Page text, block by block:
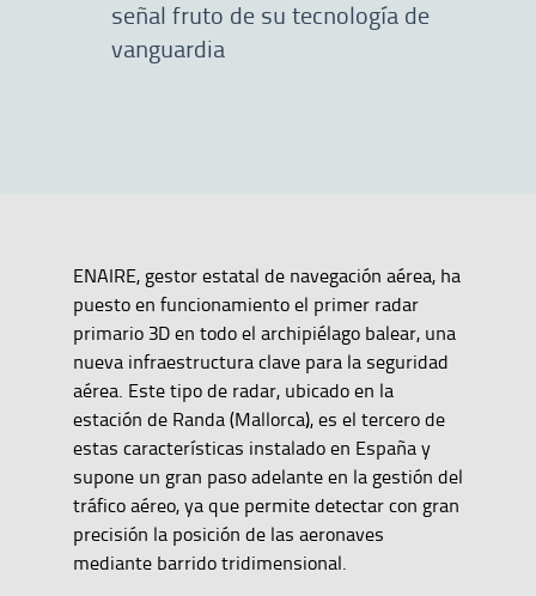
señal fruto de su tecnología de
vanguardia
ENAIRE, gestor estatal de navegación aérea, ha
puesto en funcionamiento el primer radar
primario 3D en todo el archipiélago balear, una
nueva infraestructura clave para la seguridad
aérea. Este tipo de radar, ubicado en la
estación de Randa (Mallorca), es el tercero de
estas características instalado en España y
supone un gran paso adelante en la gestión del
tráfico aéreo, ya que permite detectar con gran
precisión la posición de las aeronaves
mediante barrido tridimensional.